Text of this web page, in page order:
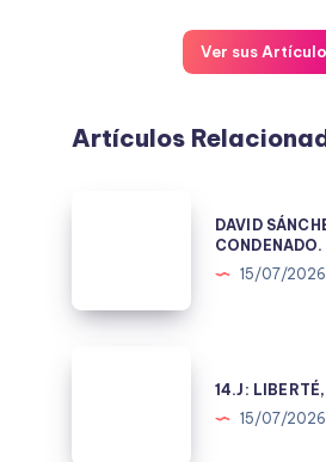
Ver sus
Artículos
CONDENADO.
DAVID
CONDENADO.
15/07/2026
14.J:
15/07/2026